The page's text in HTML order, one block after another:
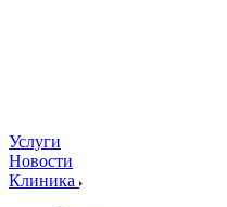
Услуги
Новости
Клиника